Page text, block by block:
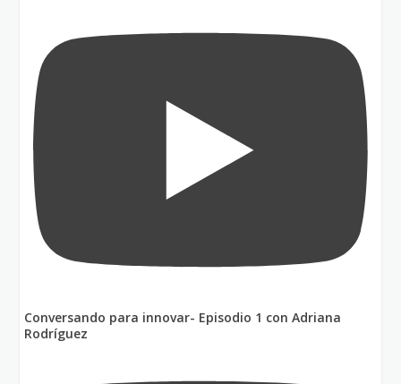
Conversando para innovar- Episodio 1 con Adriana
Rodríguez